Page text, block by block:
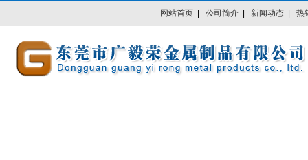
网站首页 公司简介 新闻动态 热